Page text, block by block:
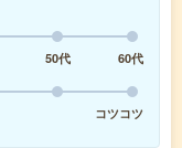
50代
60代
コツコツ